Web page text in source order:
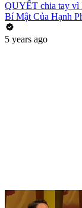
QUYẾT chia tay
Bí Mật Của Hạnh
5 years ago